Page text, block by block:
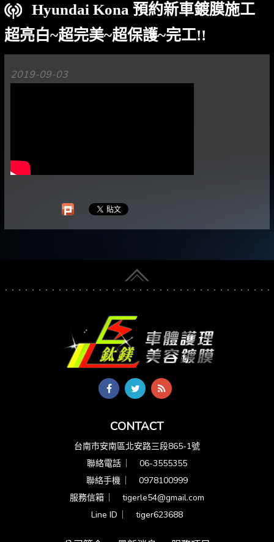
Hyundai Kona 預約新車鍍膜施工
超亮白~超完美~超保護~完工!!
2019-09-03
CONTACT
台南市安南區北安路三段865-1號
聯絡電話 ︳ 06-3555355
聯絡手機 ︳ 0978100999
服務信箱 ︳ tigerle54@gmail.com
Line ID ︳ tiger623688